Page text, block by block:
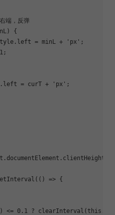
端，反弹
{
= minL + 'px' ;
;
= curT + 'px' ;
.documentElement.clientHeight -
() => {
<= 0.1 ? clearInterval( this